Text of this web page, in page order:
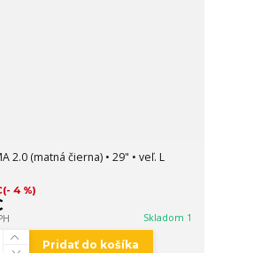
2.0 (matná čierna) • 29" • veľ. L
(- 4 %)
Skladom 1
Pridať do košíka